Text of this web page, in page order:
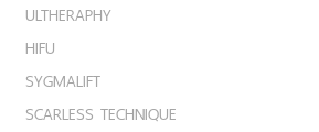
ULTHERAPHY
HIFU
SYGMALIFT
SCARLESS TECHNIQUE